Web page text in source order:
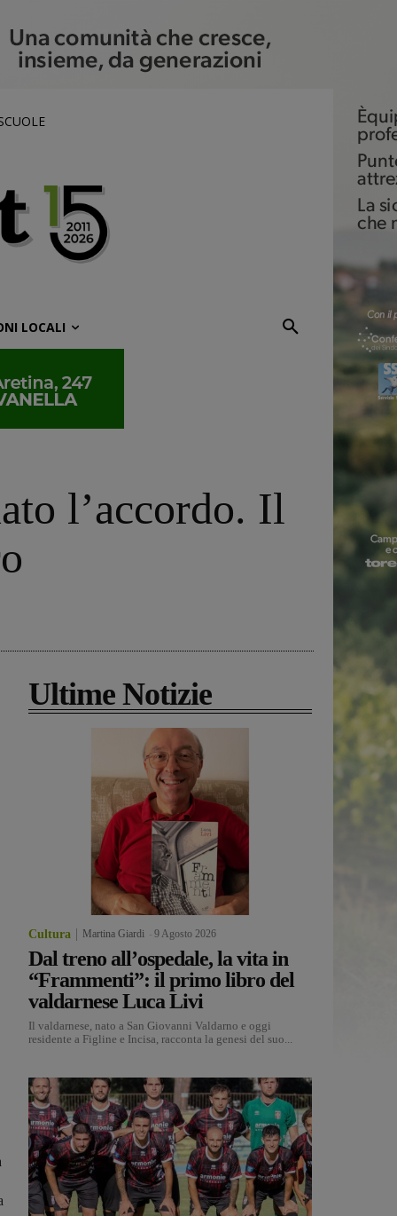
LOCALI
l’accordo. Il
Ultime Notizie
Cultura Martina Giardi 9 Agosto 2026
Dal treno all’ospedale, la vita in
“Frammenti”: il primo libro del
valdarnese Luca Livi
Il valdarnese, nato a San Giovanni Valdarno e oggi
residente a Figline e Incisa, racconta la genesi del suo...